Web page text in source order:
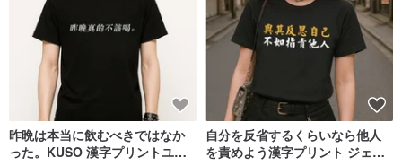
昨晩は本当に飲むべきではなか
った。KUSO 漢字プリントユニ
自分を反省するくらいなら他人
を責めよう漢字プリント ジェン